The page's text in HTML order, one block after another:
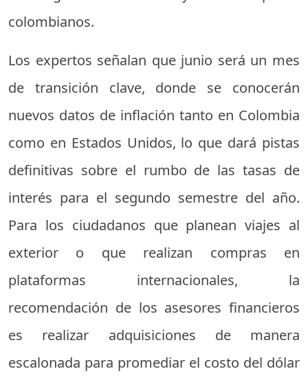
colombianos.
Los expertos señalan que junio será un mes
de transición clave, donde se conocerán
nuevos datos de inflación tanto en Colombia
como en Estados Unidos, lo que dará pistas
definitivas sobre el rumbo de las tasas de
interés para el segundo semestre del año.
Para los ciudadanos que planean viajes al
exterior o que realizan compras en
plataformas internacionales, la
recomendación de los asesores financieros
es realizar adquisiciones de manera
escalonada para promediar el costo del dólar